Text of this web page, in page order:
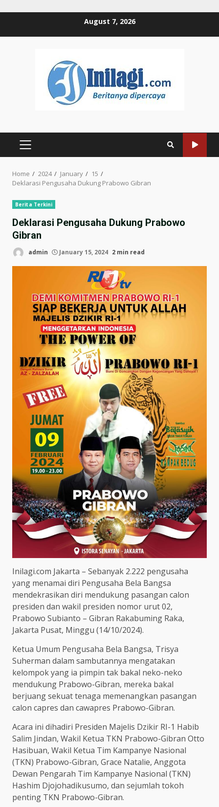
August 7, 2026
PRIMARY
Home 2024 January
15
Deklarasi Pengusaha Dukung Prabowo Gibran
Berita Terkini
Deklarasi Pengusaha Dukung Prabowo
Gibran
admin January 15, 2024 2 min read
Inilagi.com Jakarta – Sebanyak 2.222 pengusaha
yang menamai diri Pengusaha Bela Bangsa
mendekrasikan diri mendukung pasangan calon
presiden dan wakil presiden nomor urut 02,
Prabowo Subianto – Gibran Rakabuming Raka,
Jakarta Pusat, Minggu (14/10/2024).
Ketua Umum Pengusaha Bela Bangsa, Trisya
Suherman dalam sambutannya mengatakan
kelompok yang ia pimpin tak bakal neko-neko
mendukung Prabowo-Gibran, mereka bakal
berjuang sekuat tenaga memenangkan pasangan
calon capres dan cawapres Prabowo-Gibran.
Acara ini dihadiri Presiden Majelis Dzikir RI-1 Habib
Salim Jindan, Wakil Ketua TKN Prabowo-Gibran Otto
Hasibuan, Wakil Ketua Tim Kampanye Nasional
(TKN) Prabowo-Gibran, Grace Natalie, Anggota
Dewan Pengarah Tim Kampanye Nasional (TKN)
Hashim Djojohadikusumo, dan sejumlah tokoh
penting TKN Prabowo-Gibran.